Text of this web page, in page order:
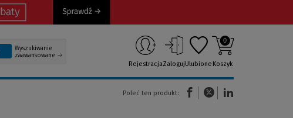
Wyszukiwanie
zaawansowane
RejestracjaZalogujUlubione
0
Koszyk
Poleć ten produkt:
(Nowe okno)(Link do innej strony)